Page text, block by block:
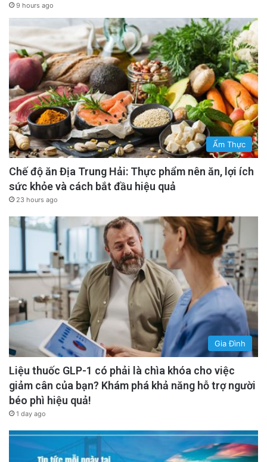
9 hours ago
Ẩm Thực
Chế độ ăn Địa Trung Hải: Thực phẩm nên ăn, lợi ích
sức khỏe và cách bắt đầu hiệu quả
23 hours ago
Gia Đình
Liệu thuốc GLP-1 có phải là chìa khóa cho việc
giảm cân của bạn? Khám phá khả năng hỗ trợ người
béo phì hiệu quả!
1 day ago